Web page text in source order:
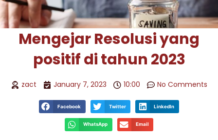
Mengejar Resolusi yang
positif di tahun 2023
zact January 7, 2023 10:00 No Comments
Facebook Twitter LinkedIn
WhatsApp Email